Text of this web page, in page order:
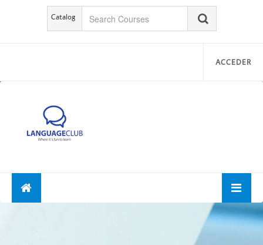
Catalog
ACCEDER